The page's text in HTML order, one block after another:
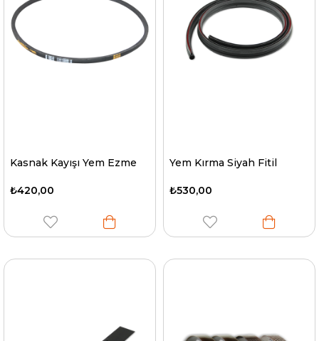
Kasnak Kayışı Yem Ezme
₺420,00
Yem Kırma Siyah Fitil
₺530,00